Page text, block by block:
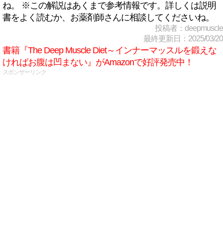
ね。 ※この解説はあくまで参考情報です。詳しくは説明
書をよく読むか、お薬剤師さんに相談してくださいね。
投稿者：deepmuscle
最終更新日：2025/03/20
書籍『The Deep Muscle Diet～インナーマッスルを鍛えな
ければお腹は凹まない』がAmazonで好評発売中！
スポンサーリンク